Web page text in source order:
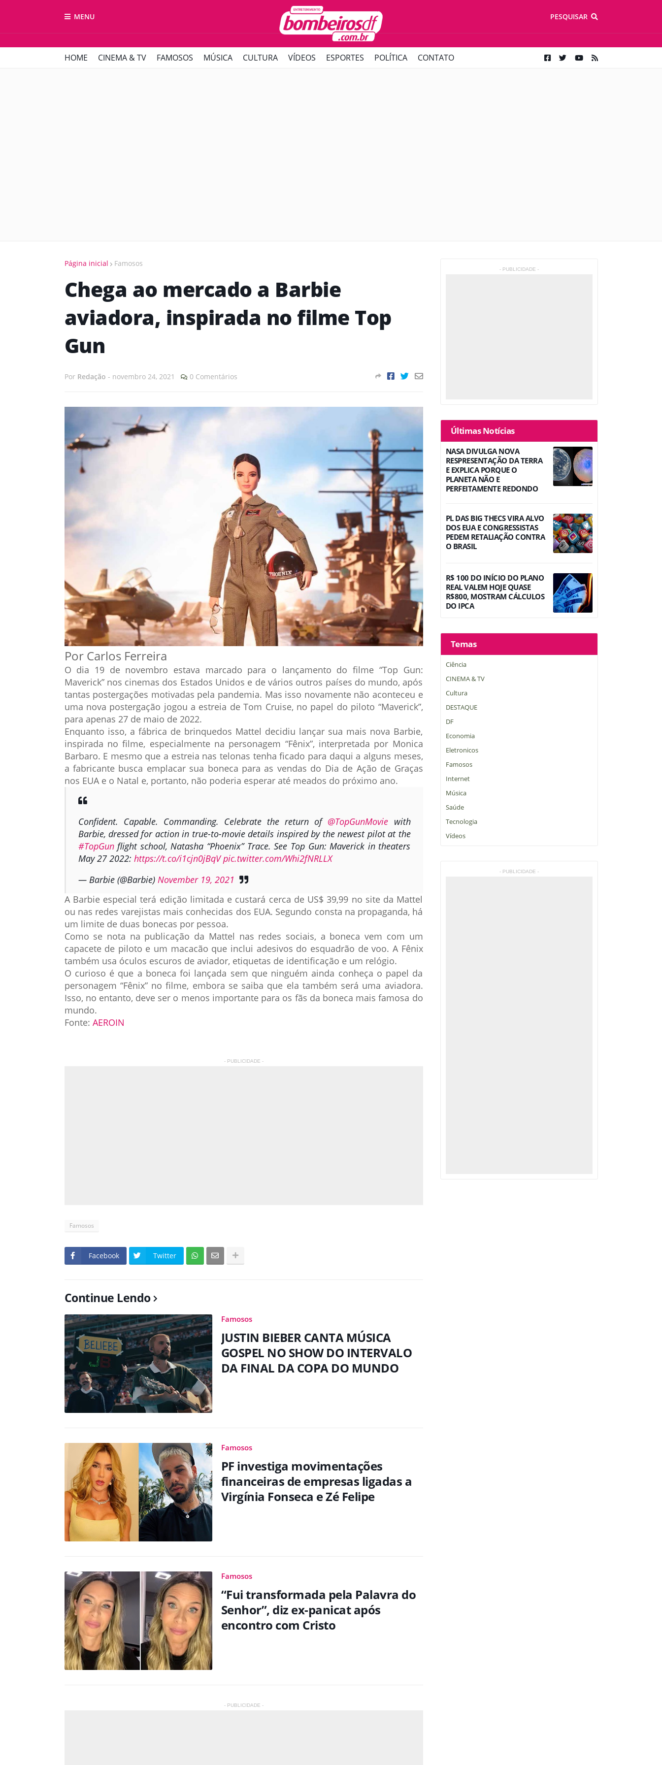
MENU PESQUISAR
HOME CINEMA & TV FAMOSOS MÚSICA CULTURA VÍDEOS ESPORTES POLÍTICA CONTATO
Página inicial Famosos
Chega ao mercado a Barbie
aviadora, inspirada no filme Top
Gun
Por Redação - novembro 24, 2021 0 Comentários
Por Carlos Ferreira
O dia 19 de novembro estava marcado para o lançamento do filme “Top Gun:
Maverick” nos cinemas dos Estados Unidos e de vários outros países do mundo, após
tantas postergações motivadas pela pandemia. Mas isso novamente não aconteceu e
uma nova postergação jogou a estreia de Tom Cruise, no papel do piloto “Maverick”,
para apenas 27 de maio de 2022.
Enquanto isso, a fábrica de brinquedos Mattel decidiu lançar sua mais nova Barbie,
inspirada no filme, especialmente na personagem “Fênix”, interpretada por Monica
Barbaro. E mesmo que a estreia nas telonas tenha ficado para daqui a alguns meses,
a fabricante busca emplacar sua boneca para as vendas do Dia de Ação de Graças
nos EUA e o Natal e, portanto, não poderia esperar até meados do próximo ano.
Confident. Capable. Commanding. Celebrate the return of @TopGunMovie with
Barbie, dressed for action in true-to-movie details inspired by the newest pilot at the
#TopGunflight school, Natasha “Phoenix” Trace. See Top Gun: Maverick in theaters
May 27 2022: https://t.co/i1cjn0jBqV pic.twitter.com/Whi2fNRLLX
— Barbie (@Barbie) November 19, 2021
A Barbie especial terá edição limitada e custará cerca de US$ 39,99 no site da Mattel
ou nas redes varejistas mais conhecidas dos EUA. Segundo consta na propaganda, há
um limite de duas bonecas por pessoa.
Como se nota na publicação da Mattel nas redes sociais, a boneca vem com um
capacete de piloto e um macacão que inclui adesivos do esquadrão de voo. A Fênix
também usa óculos escuros de aviador, etiquetas de identificação e um relógio.
O curioso é que a boneca foi lançada sem que ninguém ainda conheça o papel da
personagem “Fênix” no filme, embora se saiba que ela também será uma aviadora.
Isso, no entanto, deve ser o menos importante para os fãs da boneca mais famosa do
mundo.
Fonte: AEROIN
- PUBLICIDADE -
Famosos
Facebook Twitter
Continue Lendo
Famosos
JUSTIN BIEBER CANTA MÚSICA
GOSPEL NO SHOW DO INTERVALO
DA FINAL DA COPA DO MUNDO
Famosos
PF investiga movimentações
financeiras de empresas ligadas a
Virgínia Fonseca e Zé Felipe
Famosos
“Fui transformada pela Palavra do
Senhor”, diz ex-panicat após
encontro com Cristo
- PUBLICIDADE -
- PUBLICIDADE -
Últimas Notícias
NASA DIVULGA NOVA
RESPRESENTAÇÃO DA TERRA
E EXPLICA PORQUE O
PLANETA NÃO E
PERFEITAMENTE REDONDO
PL DAS BIG THECS VIRA ALVO
DOS EUA E CONGRESSISTAS
PEDEM RETALIAÇÃO CONTRA
O BRASIL
R$ 100 DO INÍCIO DO PLANO
REAL VALEM HOJE QUASE
R$800, MOSTRAM CÁLCULOS
DO IPCA
Temas
Ciência
CINEMA & TV
Cultura
DESTAQUE
DF
Economia
Eletronicos
Famosos
Internet
Música
Saúde
Tecnologia
Vídeos
- PUBLICIDADE -